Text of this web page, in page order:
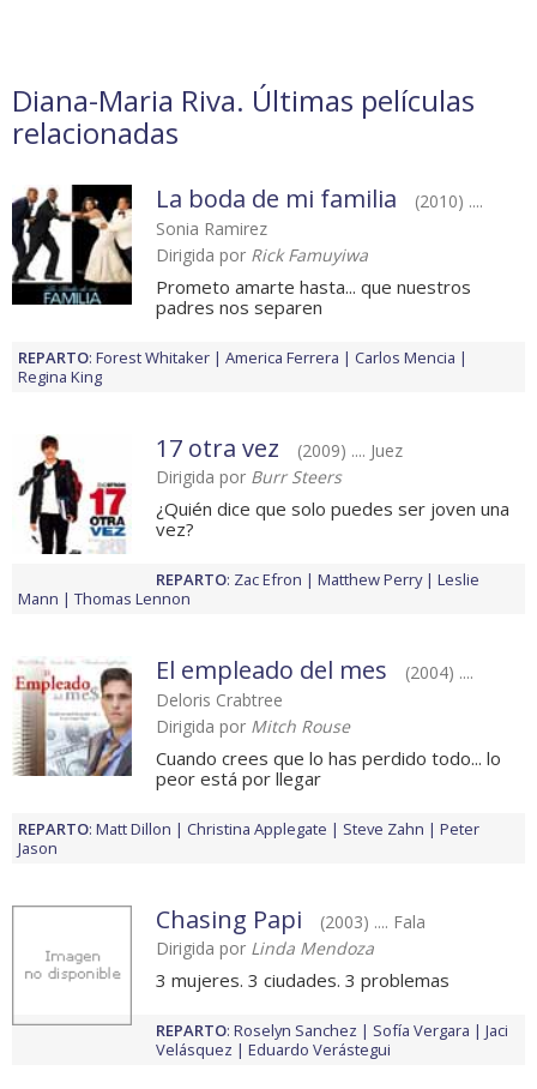
Diana-Maria Riva. Últimas películas
relacionadas
La boda de mi familia
(2010) ....
Sonia Ramirez
Dirigida por Rick Famuyiwa
Prometo amarte hasta... que nuestros
padres nos separen
REPARTO: Forest Whitaker America Ferrera
Carlos Mencia
Regina King
17 otra vez
(2009) .... Juez
Dirigida por Burr Steers
¿Quién dice que solo puedes ser joven una
vez?
REPARTO: Zac Efron Matthew Perry
Leslie
Mann
Thomas Lennon
El empleado del mes
(2004) ....
Deloris Crabtree
Dirigida por Mitch Rouse
Cuando crees que lo has perdido todo... lo
peor está por llegar
REPARTO: Matt Dillon Christina Applegate Steve Zahn
Peter
Jason
Chasing Papi
(2003) .... Fala
Dirigida por Linda Mendoza
3 mujeres. 3 ciudades. 3 problemas
REPARTO: Roselyn Sanchez Sofía Vergara
Jaci
Velásquez
Eduardo Verástegui